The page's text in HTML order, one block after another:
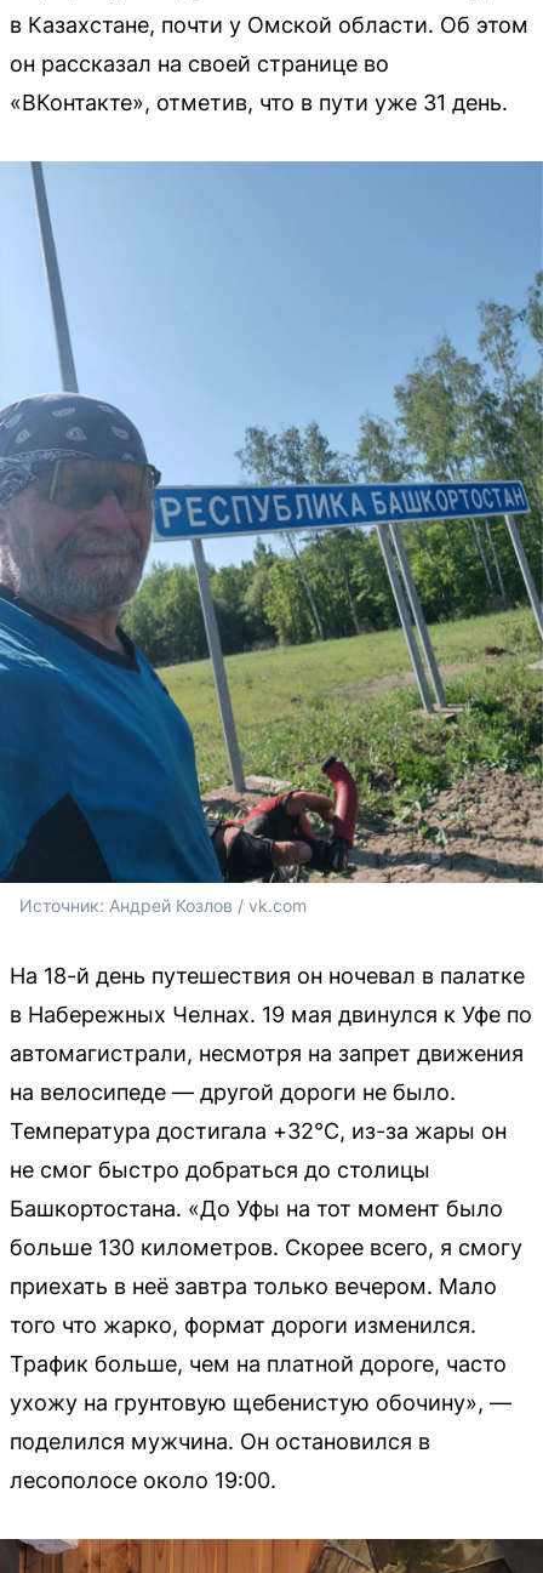
в Казахстане, почти у Омской области. Об этом
он рассказал на своей странице во
«ВКонтакте», отметив, что в пути уже 31 день.
Источник: Андрей Козлов / vk.com
На 18-й день путешествия он ночевал в палатке
в Набережных Челнах. 19 мая двинулся к Уфе по
автомагистрали, несмотря на запрет движения
на велосипеде — другой дороги не было.
Температура достигала +32°C, из-за жары он
не смог быстро добраться до столицы
Башкортостана. «До Уфы на тот момент было
больше 130 километров. Скорее всего, я смогу
приехать в неё завтра только вечером. Мало
того что жарко, формат дороги изменился.
Трафик больше, чем на платной дороге, часто
ухожу на грунтовую щебенистую обочину», —
поделился мужчина. Он остановился в
лесополосе около 19:00.